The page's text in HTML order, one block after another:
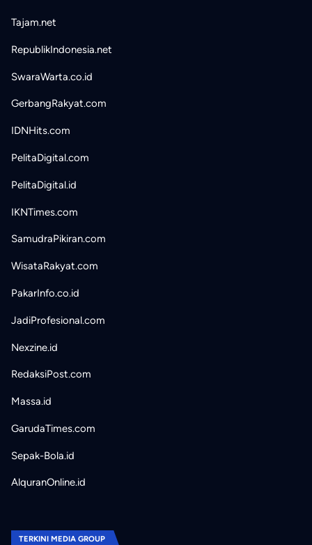
Tajam.net
RepublikIndonesia.net
SwaraWarta.co.id
GerbangRakyat.com
IDNHits.com
PelitaDigital.com
PelitaDigital.id
IKNTimes.com
SamudraPikiran.com
WisataRakyat.com
PakarInfo.co.id
JadiProfesional.com
Nexzine.id
RedaksiPost.com
Massa.id
GarudaTimes.com
Sepak-Bola.id
AlquranOnline.id
TERKINI MEDIA GROUP